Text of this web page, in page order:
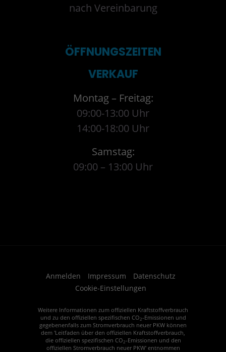
nach Vereinbarung
ÖFFNUNGSZEITEN
VERKAUF
Montag – Freitag:
09:00-13:00 Uhr
14:00-18:00 Uhr
Samstag:
09:00 – 13:00 Uhr
Anmelden Impressum
Datenschutz
Cookie-Einstellungen
Weitere Informationen zum offiziellen Kraftstoffverbrauch
und zu den offiziellen spezifischen CO2-Emissionen und
gegebenenfalls zum Stromverbrauch neuer PKW können
dem 'Leitfaden über den offiziellen Kraftstoffverbrauch,
die offiziellen spezifischen CO2-Emissionen und den
offiziellen Stromverbrauch neuer PKW' entnommen